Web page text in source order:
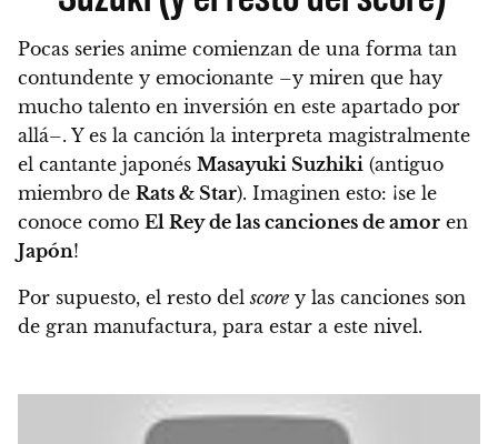
Pocas series anime comienzan de una forma tan
contundente y emocionante –y miren que hay
mucho talento en inversión en este apartado por
allá–. Y es la canción la interpreta magistralmente
el cantante japonés Masayuki Suzhiki (antiguo
miembro de Rats & Star). Imaginen esto: ¡se le
conoce como El Rey de las canciones de amor en
Japón!
Por supuesto, el resto delscore y las canciones son
de gran manufactura, para estar a este nivel.